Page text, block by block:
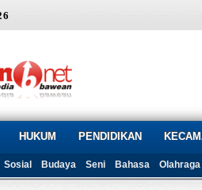
HUKUM PENDIDIKAN
Sosial Budaya Seni Bahasa Olahraga